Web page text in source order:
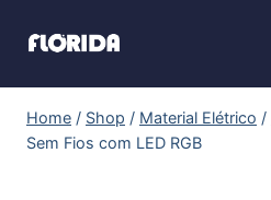
Home / Shop / Material Elétrico /
Sem Fios com LED RGB